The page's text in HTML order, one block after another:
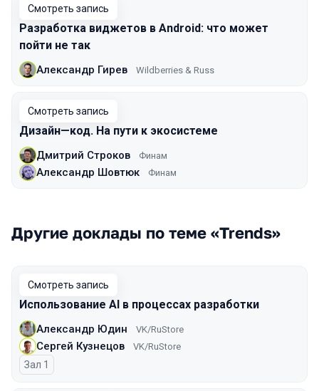
Смотреть запись
Разработка виджетов в Android: что может
пойти не так
Александр Гирев Wildberries & Russ
Смотреть запись
Дизайн—код. На пути к экосистеме
Дмитрий Строков Финам
Александр Шовтюк Финам
Другие доклады по теме «Trends»
Смотреть запись
Использование AI в процессах разработки
Александр Юдин VK/RuStore
Сергей Кузнецов VK/RuStore
Зал 1